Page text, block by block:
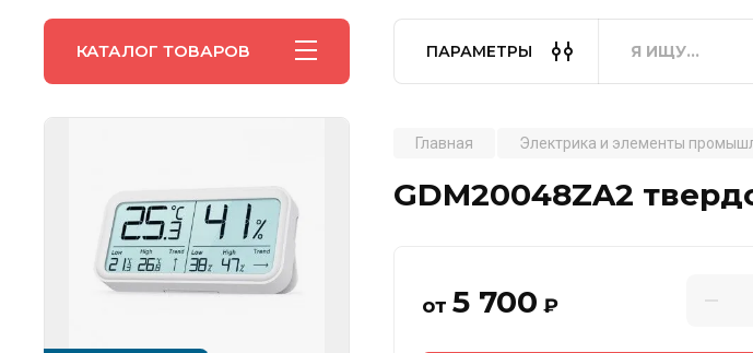
КАТАЛОГ ТОВАРОВ ПАРАМЕТРЫ
Главная Электрика и элементы
GDM20048ZA2
от 5 700 ₽